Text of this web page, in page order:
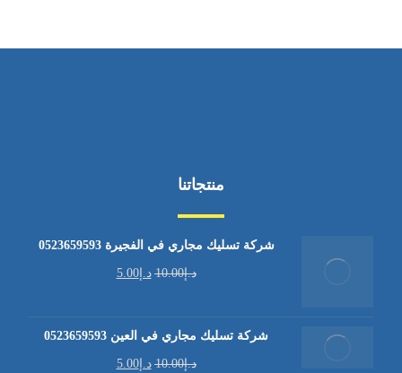
منتجاتنا
شركة تسليك مجاري في الفجيرة 0523659593
د.إ10.00 د.إ5.00
شركة تسليك مجاري في العين 0523659593
د.إ10.00 د.إ5.00